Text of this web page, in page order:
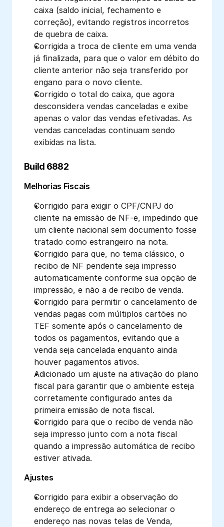
caixa (saldo inicial, fechamento e
correção), evitando registros incorretos
de quebra de caixa.
Corrigida a troca de cliente em uma venda
já finalizada, para que o valor em débito do
cliente anterior não seja transferido por
engano para o novo cliente.
Corrigido o total do caixa, que agora
desconsidera vendas canceladas e exibe
apenas o valor das vendas efetivadas. As
vendas canceladas continuam sendo
exibidas na lista.
Build 6882
Melhorias Fiscais
Corrigido para exigir o CPF/CNPJ do
cliente na emissão de NF-e, impedindo que
um cliente nacional sem documento fosse
tratado como estrangeiro na nota.
Corrigido para que, no tema clássico, o
recibo de NF pendente seja impresso
automaticamente conforme sua opção de
impressão, e não a de recibo de venda.
Corrigido para permitir o cancelamento de
vendas pagas com múltiplos cartões no
TEF somente após o cancelamento de
todos os pagamentos, evitando que a
venda seja cancelada enquanto ainda
houver pagamentos ativos.
Adicionado um ajuste na ativação do plano
fiscal para garantir que o ambiente esteja
corretamente configurado antes da
primeira emissão de nota fiscal.
Corrigido para que o recibo de venda não
seja impresso junto com a nota fiscal
quando a impressão automática de recibo
estiver ativada.
Ajustes
Corrigido para exibir a observação do
endereço de entrega ao selecionar o
endereço nas novas telas de Venda,